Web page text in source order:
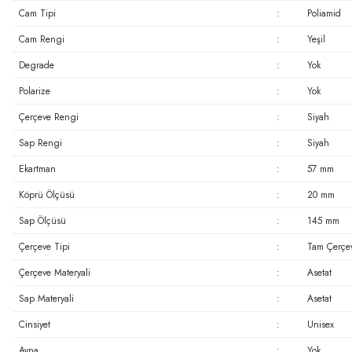
Cam Tipi :
Poliamid
Cam Rengi
:
Yeşil
Degrade
:
Yok
Polarize
:
Yok
Çerçeve Rengi
:
Siyah
Sap Rengi
:
Siyah
Ekartman
:
57 mm
Köprü Ölçüsü
:
20 mm
Sap Ölçüsü
:
145 mm
Çerçeve Tipi
:
Tam
Çerçeve Materyali
:
Asetat
Sap Materyali
:
Asetat
Cinsiyet
:
Unisex